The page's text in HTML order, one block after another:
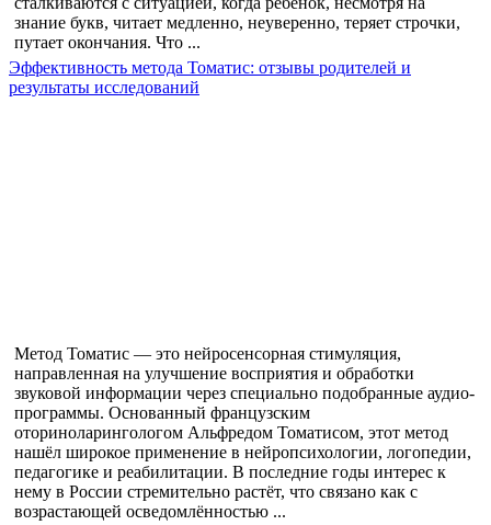
знание букв, читает медленно, неуверенно, теряет строчки,
путает окончания. Что ...
Эффективность метода Томатис: отзывы родителей и
результаты исследований
Метод Томатис — это нейросенсорная стимуляция,
направленная на улучшение восприятия и обработки
звуковой информации через специально подобранные аудио-
программы. Основанный французским
оториноларингологом Альфредом Томатисом, этот метод
нашёл широкое применение в нейропсихологии, логопедии,
педагогике и реабилитации. В последние годы интерес к
нему в России стремительно растёт, что связано как с
возрастающей осведомлённостью ...